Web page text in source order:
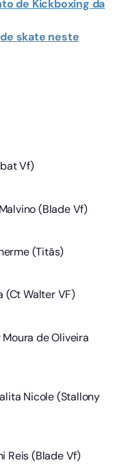
de Kickboxing da
skate neste
Vf)
(Blade Vf)
(Titãs)
(Ct Walter VF)
de Oliveira
Nicole (Stallony
Reis (Blade Vf)